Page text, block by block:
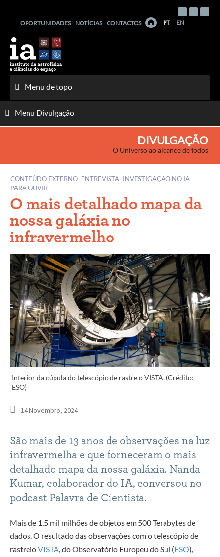
conteúdo
OPORTUNIDADES NOTÍCIAS CONTACTOS PT EN
Menu de topo
Menu Divulgação
DIVULGAÇÃO
O Universo ao alcance de todos
CONTEÚDO EXTERNO ENTREVISTA INVESTIGAÇÃO NO IA
PARA OUVIR
O mais detalhado mapa da
nossa galáxia no
infravermelho
Interior da cúpula do telescópio de rastreio VISTA. (Crédito:
ESO)
14 Novembro, 2024
São mais de 13 anos de observações na luz
infravermelha e que forneceram o mais
detalhado mapa da nossa galáxia. Nanda
Kumar, colaborador do IA, conversou no
podcast Palavra de Cientista.
Mais de 1,5 mil milhões de objetos em 500 Terabytes de
dados. O resultado das observações com o telescópio de
rastreioVISTA, do Observatório Europeu do Sul (ESO),